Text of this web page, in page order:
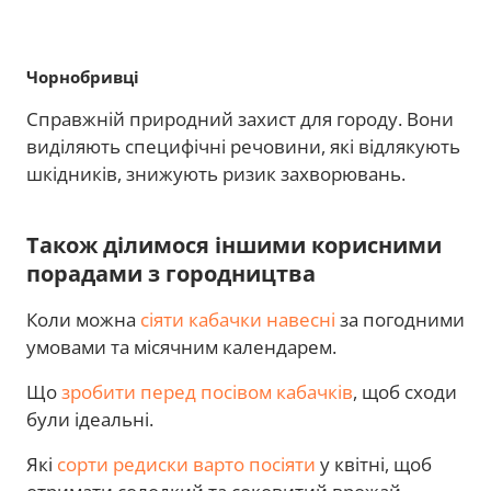
Чорнобривці
Справжній природний захист для городу. Вони
виділяють специфічні речовини, які відлякують
шкідників, знижують ризик захворювань.
Також ділимося іншими корисними
порадами з городництва
Коли можна сіяти кабачки навесні за погодними
умовами та місячним календарем.
Щозробити перед посівом кабачків, щоб сходи
були ідеальні.
Які сорти редиски варто посіяти у квітні, щоб